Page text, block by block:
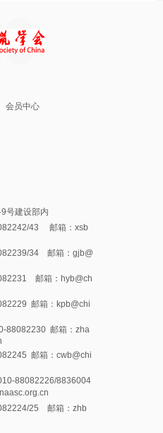
会员中心
号建设部内
43 邮箱：xsb
34 邮箱：gjb@
邮箱：hyb@ch
邮箱：kpb@chi
88082230 邮箱：zha
邮箱：cwb@chi
88082226/8836004
25 邮箱：zhb